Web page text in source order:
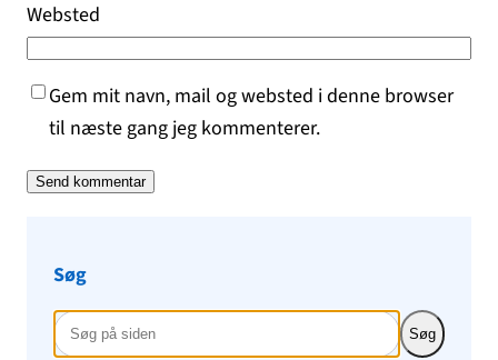
Websted
Gem mit navn, mail og websted i denne browser
til næste gang jeg kommenterer.
Søg
Søg